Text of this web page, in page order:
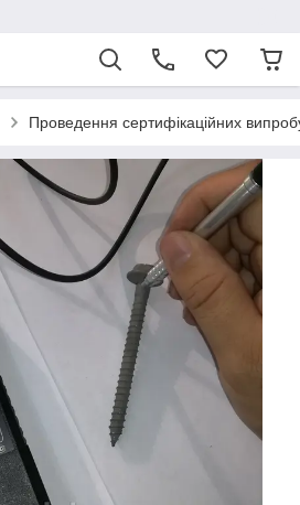
Проведення сертифікаційних